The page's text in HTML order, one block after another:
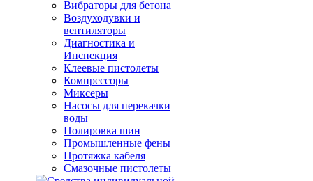
Вибраторы для бетона
Воздуходувки и
вентиляторы
Диагностика и
Инспекция
Клеевые пистолеты
Компрессоры
Миксеры
Насосы для перекачки
воды
Полировка шин
Промышленные фены
Протяжка кабеля
Смазочные пистолеты